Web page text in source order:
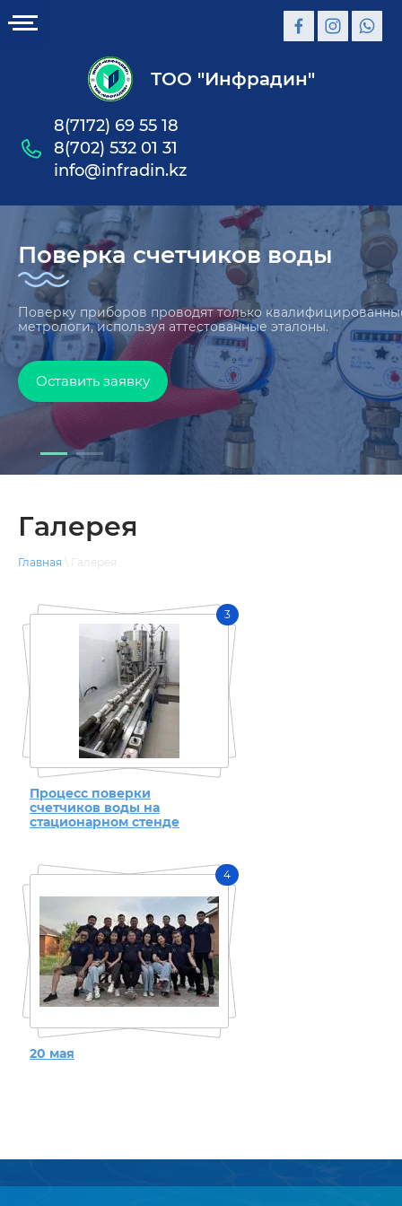
ТОО "Инфрадин"
8(7172) 69 55 18
8(702) 532 01 31
info@infradin.kz
Поверка счетчиков воды
Поверку приборов проводят только
метрологи, используя аттестованные эталоны.
Оставить заявку
Галерея
Главная \ Галерея
3
Процесс поверки
счетчиков воды на
стационарном стенде
4
20 мая